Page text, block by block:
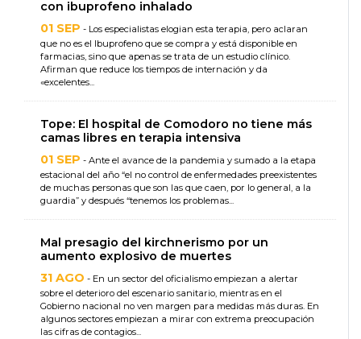
con ibuprofeno inhalado
01 SEP - Los especialistas elogian esta terapia, pero aclaran
que no es el Ibuprofeno que se compra y está disponible en
farmacias, sino que apenas se trata de un estudio clínico.
Afirman que reduce los tiempos de internación y da
«excelentes...
Tope: El hospital de Comodoro no tiene más
camas libres en terapia intensiva
01 SEP - Ante el avance de la pandemia y sumado a la etapa
estacional del año “el no control de enfermedades preexistentes
de muchas personas que son las que caen, por lo general, a la
guardia” y después “tenemos los problemas...
Mal presagio del kirchnerismo por un
aumento explosivo de muertes
31 AGO - En un sector del oficialismo empiezan a alertar
sobre el deterioro del escenario sanitario, mientras en el
Gobierno nacional no ven margen para medidas más duras. En
algunos sectores empiezan a mirar con extrema preocupación
las cifras de contagios...